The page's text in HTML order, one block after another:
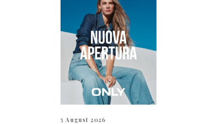
5 August 2026